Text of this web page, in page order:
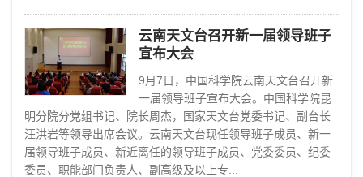
云南天文台召开新一届领导班子
宣布大会
9月7日，中国科学院云南天文台召开新
一届领导班子宣布大会。中国科学院昆
明分院分党组书记、院长周杰，国家天文台党委书记、副台长
汪洪岩等领导出席会议。云南天文台现任领导班子成员、新一
届领导班子成员、新近离任的领导班子成员、党委委员、纪委
委员、职能部门负责人、副高级及以上专...